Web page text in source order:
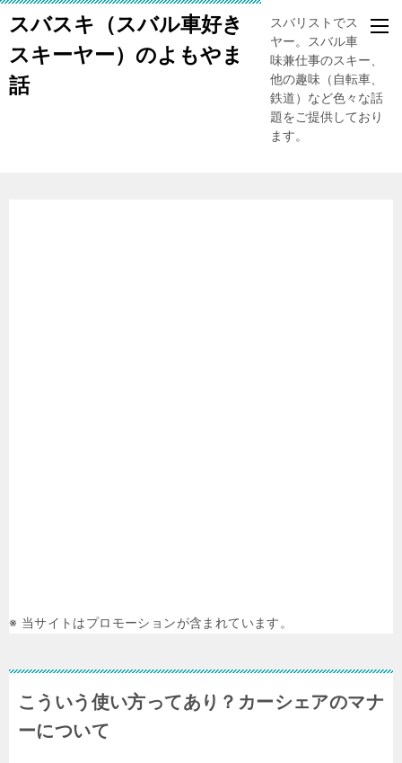
スバスキ（スバル車好き
スキーヤー）のよもやま
話
スバリストでスキー
ヤー。スバル車、趣
味兼仕事のスキー、
他の趣味（自転車、
鉄道）など色々な話
題をご提供しており
ます。
※ 当サイトはプロモーションが含まれています。
こういう使い方ってあり？カーシェアのマナ
ーについて